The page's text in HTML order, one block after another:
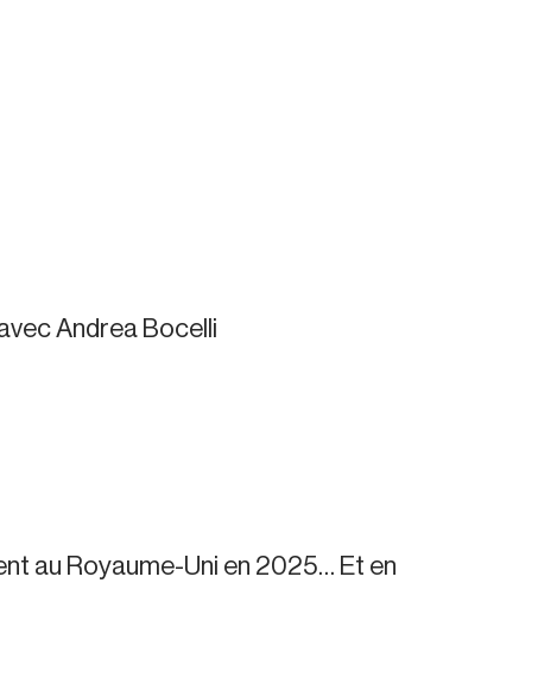
Andrea Bocelli
au Royaume-Uni en 2025… Et en